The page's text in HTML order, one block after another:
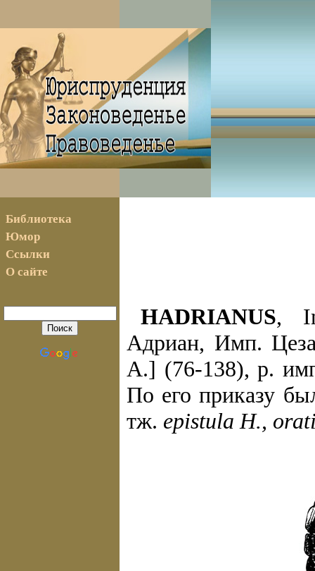
Библиотека
Юмор
Ссылки
О сайте
HADRIANUS,
Адриан, Имп.
А.] (76-138), р.
По его приказу
тж. epistula Н.,